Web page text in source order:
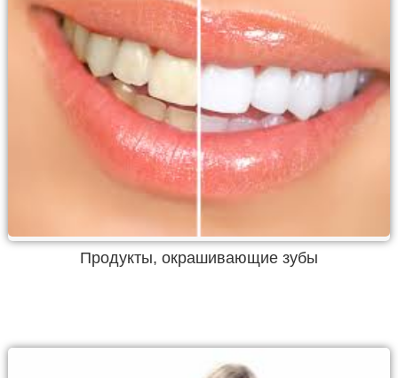
Продукты, окрашивающие зубы